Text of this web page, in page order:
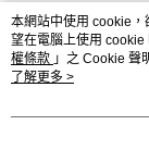
熱門標籤
本網站中使用 cookie
望在電腦上使用
權條款 」之 Cookie 聲
用條款之 Cookie 聲明
了解更多 >